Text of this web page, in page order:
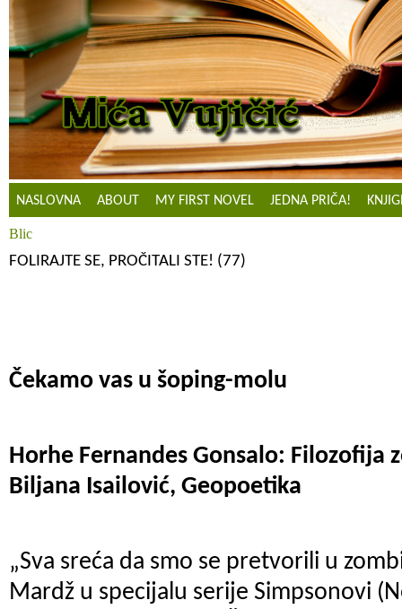
NASLOVNA ABOUT MY FIRST NOVEL JEDNA PRIČA!
Blic
FOLIRAJTE SE, PROČITALI STE! (77)
Čekamo vas u šoping-molu
Horhe Fernandes Gonsalo: Filozofija
Biljana Isailović, Geopoetika
„Sva sreća da smo se pretvorili u
Mardž u specijalu serije Simpsonovi